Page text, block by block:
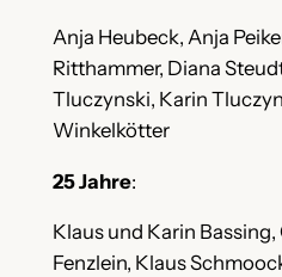
Anja Heubeck, Anja
Ritthammer, Diana
Tluczynski, Karin
Winkelkötter
25 Jahre:
Klaus und Karin
Fenzlein, Klaus